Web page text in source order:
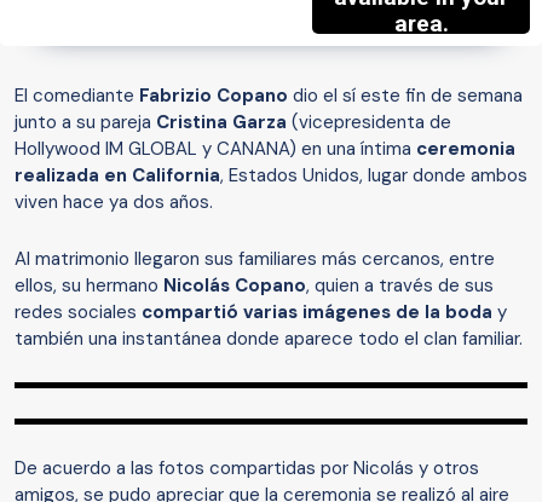
El comediante Fabrizio Copano dio el sí este fin de semana
junto a su pareja Cristina Garza (vicepresidenta de
Hollywood IM GLOBAL y CANANA) en una íntima ceremonia
realizada en California, Estados Unidos, lugar donde ambos
viven hace ya dos años.
Al matrimonio llegaron sus familiares más cercanos, entre
ellos, su hermano Nicolás Copano, quien a través de sus
redes sociales compartió varias imágenes de la boda y
también una instantánea donde aparece todo el clan familiar.
De acuerdo a las fotos compartidas por Nicolás y otros
amigos, se pudo apreciar que la ceremonia se realizó al aire